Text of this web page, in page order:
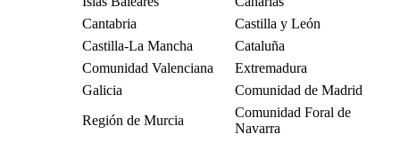
Cantabria
Castilla y León
Castilla-La Mancha
Cataluña
Comunidad Valenciana
Extremadura
Galicia
Comunidad de Madrid
Región de Murcia
Comunidad Foral de
Navarra